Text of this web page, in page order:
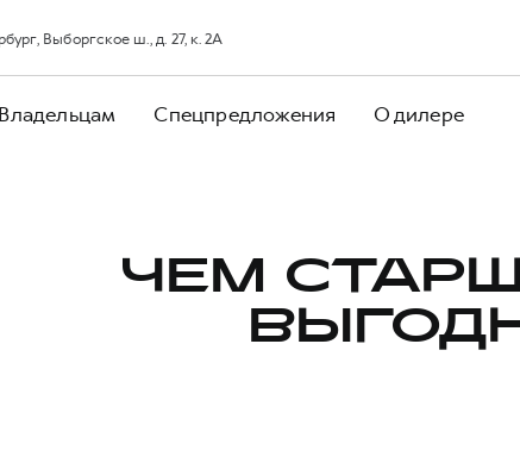
Выборгское ш., д. 27, к. 2А
Владельцам Спецпредложения О дилере
ЧЕМ